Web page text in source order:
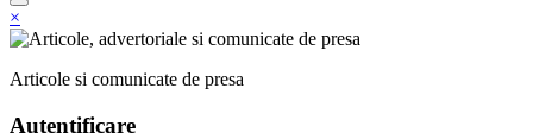
×
Articole si comunicate de presa
Autentificare